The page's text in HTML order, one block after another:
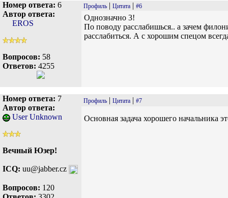
Номер ответа: 6
Автор ответа:
EROS
Вопросов: 58
Ответов: 4255
Профиль | Цитата | #6
Однозначно 3!
По поводу расслабишься.. а зачем
расслабиться. А с хорошим спецом
Номер ответа: 7
Автор ответа:
User Unknown
Вечный Юзер!
ICQ: uu@jabber.cz
Вопросов: 120
Профиль | Цитата | #7
Основная задача хорошего начальника